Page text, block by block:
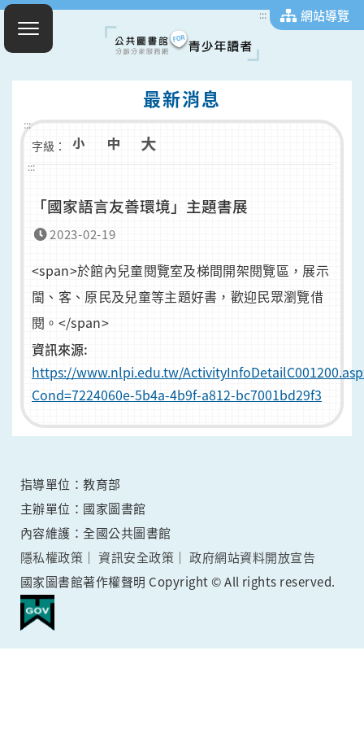
::: 網站導覽
最新消息
:::
字級：
:::
「國家語言友善環境」主題書展
2023-02-19
<span>於館內兒童閱覽室及梯間開架閱覽區，展示
閩、客、原民及兒童等主題好書，歡迎民眾瀏覽借
閱。</span>
資訊來源:
https://www.nlpi.edu.tw/
Cond=7224060e-5b4a-4b9f-a812-bc7001bd29f3
指導單位：教育部
主辦單位：國家圖書館
內容維護：全國公共圖書館
隱私權政策
資訊安全政策
政府網站資料開放宣告
國家圖書館著作權聲明 Copyright © All rights reserved.